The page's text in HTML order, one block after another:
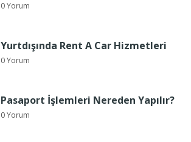
0 Yorum
Yurtdışında Rent A Car Hizmetleri
0 Yorum
Pasaport İşlemleri Nereden Yapılır?
0 Yorum